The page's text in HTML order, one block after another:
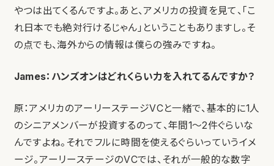
やつは出てくるんですよ。あと、アメリカの投資を見て、「こ
れ日本でも絶対行けるじゃん」ということもありますし。そ
の点でも、海外からの情報は僕らの強みですね。
James：ハンズオンはどれくらい力を入れてるんですか？
原：アメリカのアーリーステージVCと一緒で、基本的に1人
のシニアメンバーが投資するのって、年間1〜2件ぐらいな
んですよね。それでフルに時間を使えるぐらいっていうイメ
ージ。アーリーステージのVCでは、それが一般的な数字